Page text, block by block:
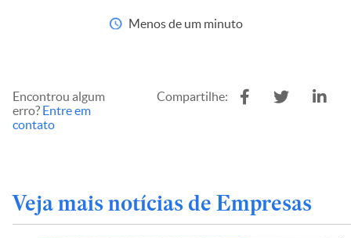
Menos de um minuto
Encontrou algum
erro? Entre em
contato
Compartilhe:
Veja mais notícias de Empresas